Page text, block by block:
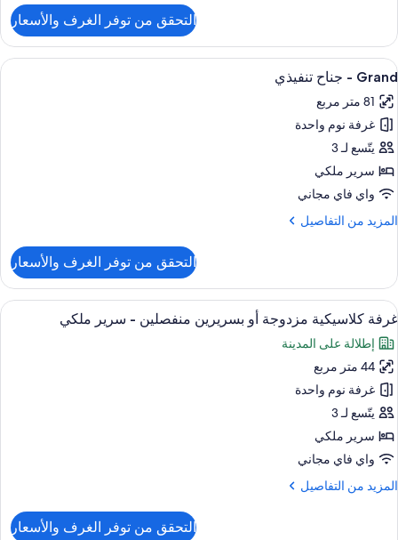
Grand
جناح
سرير
ملكي
التحقق من توفر الغرف والأسعار
استعراض
جميع
صور
Grand
-
جناح
تنفيذي
ميني بار وخزنة داخل الغرفة ومكتب
5
Grand - جناح تنفيذي
81 متر مربع
غرفة نوم واحدة
يتّسع لـ 3
سرير ملكي
واي فاي مجاني
المزيد من التفاصيل
المزيد
Grand
جناح
تنفيذي
التحقق من توفر الغرف والأسعار
استعراض
جميع
صور
غرفة
كلاسيكية
مزدوجة
أو
بسريرين
منفصلين
-
ميني بار وخزنة داخل الغرفة ومكتب
10
غرفة كلاسيكية مزدوجة أو بسريرين منفصلين - سرير ملكي
إطلالة على المدينة
44 متر مربع
غرفة نوم واحدة
يتّسع لـ 3
سرير ملكي
واي فاي مجاني
المزيد من التفاصيل
المزيد
التحقق من توفر الغرف والأسعار